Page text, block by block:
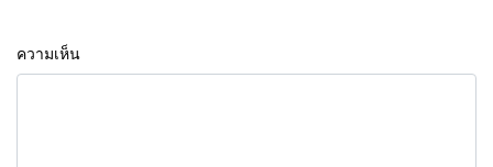
ความเห็น